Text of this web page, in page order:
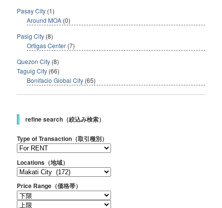
Pasay City (1)
Around MOA (0)
Pasig City (8)
Ortigas Center (7)
Quezon City (8)
Taguig City (66)
Bonifacio Global City (65)
refine search（絞込み検索）
Type of Transaction（取引種別）
Locations（地域）
Price Range（価格帯）